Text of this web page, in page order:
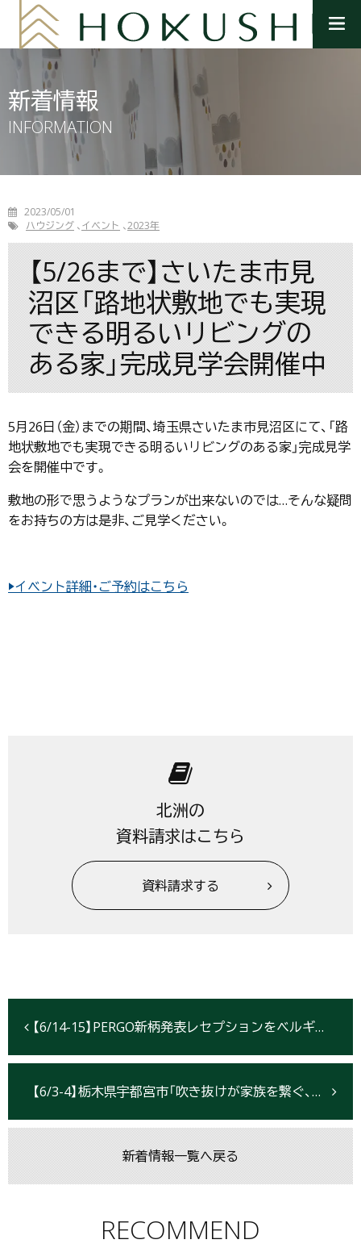
ニ
新着情報
INFORMATION
2023/05/01
ハウジング イベント 2023年
【5/26まで】さいたま市見
沼区「路地状敷地でも実現
できる明るいリビングの
ある家」完成見学会開催中
5月26日（金）までの期間、埼玉県さいたま市見沼区にて、「路
地状敷地でも実現できる明るいリビングのある家」完成見学
会を開催中です。
敷地の形で思うようなプランが出来ないのでは…そんな疑問
をお持ちの方は是非、ご見学ください。
▶イベント詳細・ご予約はこちら
北洲の
資料請求はこちら
資料請求する
【6/14-15】PERGO新柄発表レセプションをベルギー大使館で開催《6/5までお申込み受付中》
【6/3-4】栃木県宇都宮市「吹き抜けが家族を繋ぐ、大空間リビングのある住まい」予約制完成見学会開催
新着情報一覧へ戻る
RECOMMEND